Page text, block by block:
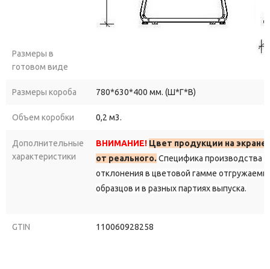
Размеры в
готовом виде
Размеры короба 780*630*400 мм. (Ш*Г*В)
Объем коробки 0,2 м3.
Дополнительные
характеристики
ВНИМАНИЕ! Цвет продукции на
от реального. Специфика производства
отклонения в цветовой гамме
образцов и в разных партиях выпуска.
GTIN 110060928258